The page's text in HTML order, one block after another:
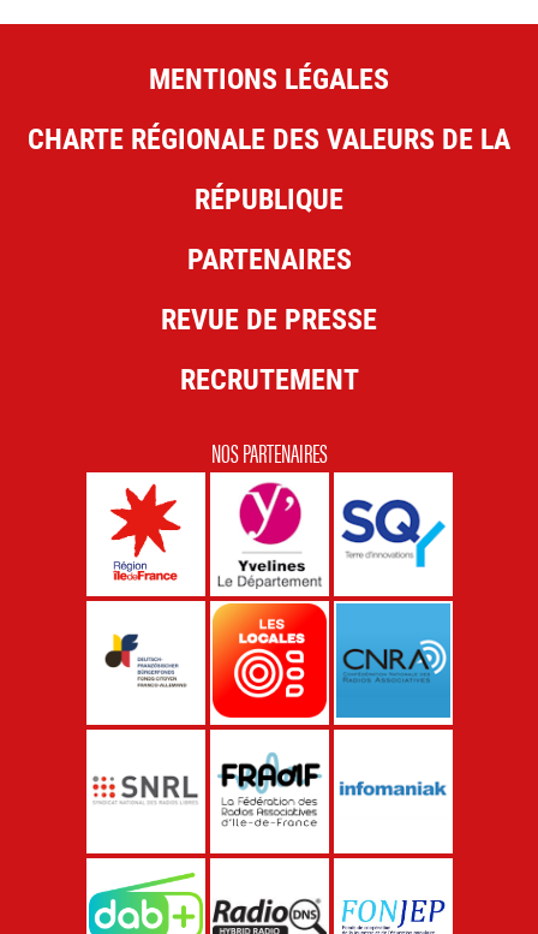
MENTIONS LÉGALES
CHARTE RÉGIONALE DES VALEURS DE LA
RÉPUBLIQUE
PARTENAIRES
REVUE DE PRESSE
RECRUTEMENT
NOS PARTENAIRES